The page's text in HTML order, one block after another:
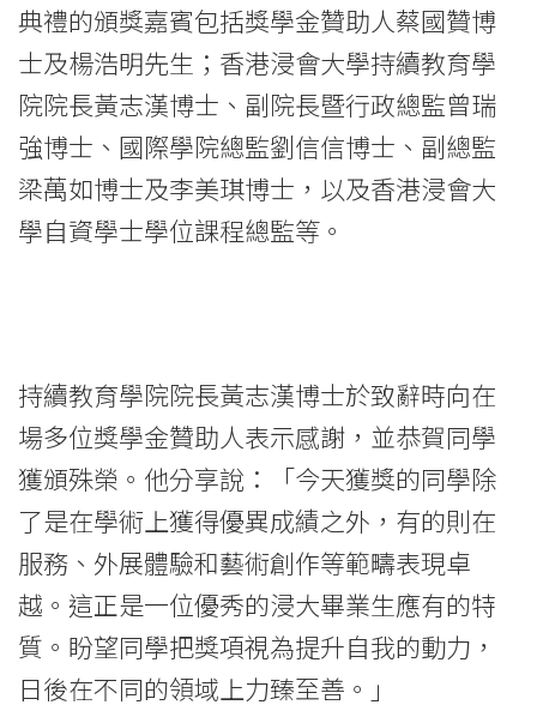
香
港
浸
會
大
典禮的頒獎嘉賓包括獎學金贊助人蔡國贊博
士及楊浩明先生；香港浸會大學持續教育學
院院長黃志漢博士、副院長暨行政總監曾瑞
強博士、國際學院總監劉信信博士、副總監
梁萬如博士及李美琪博士，以及香港浸會大
學自資學士學位課程總監等。
持續教育學院院長黃志漢博士於致辭時向在
場多位獎學金贊助人表示感謝，並恭賀同學
獲頒殊榮。他分享說：「今天獲獎的同學除
了是在學術上獲得優異成績之外，有的則在
服務、外展體驗和藝術創作等範疇表現卓
越。這正是一位優秀的浸大畢業生應有的特
質。盼望同學把獎項視為提升自我的動力，
日後在不同的領域上力臻至善。」